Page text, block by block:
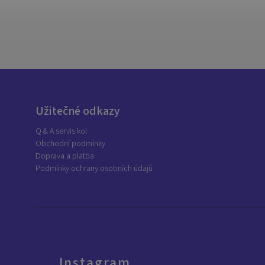
Užitečné odkazy
Q & A servis kol
Obchodní podmínky
Doprava a platba
Podmínky ochrany osobních údajů